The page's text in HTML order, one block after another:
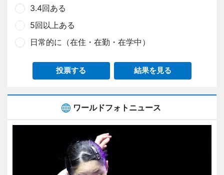
3.4回ある
5回以上ある
日常的に（在住・在勤・在学中）
投票する 結果を見る
ワールドフォトニュース